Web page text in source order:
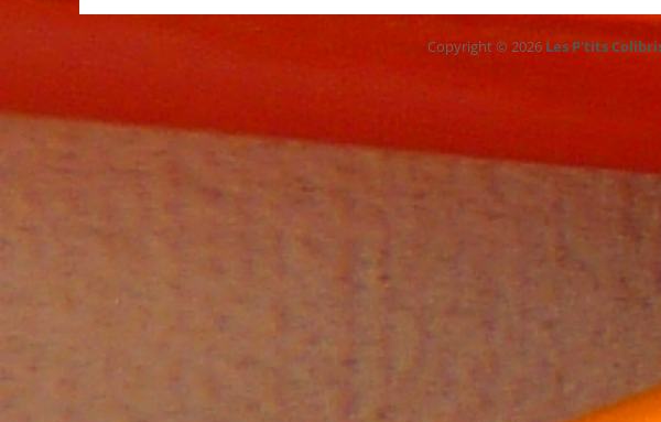
Copyright © 2026 Les P'tits